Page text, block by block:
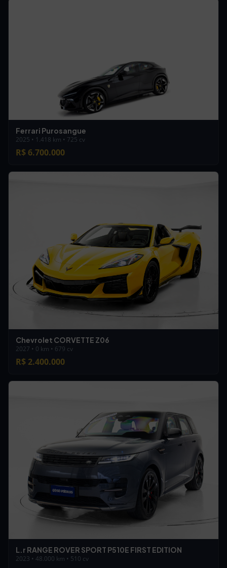
Ferrari Purosangue
2025 • 1.418 km • 725 cv
R$ 6.700.000
Chevrolet CORVETTE Z06
2027 • 0 km • 679 cv
R$ 2.400.000
L.r RANGE ROVER SPORT P510E FIRST EDITION
2023 • 48.000 km • 510 cv